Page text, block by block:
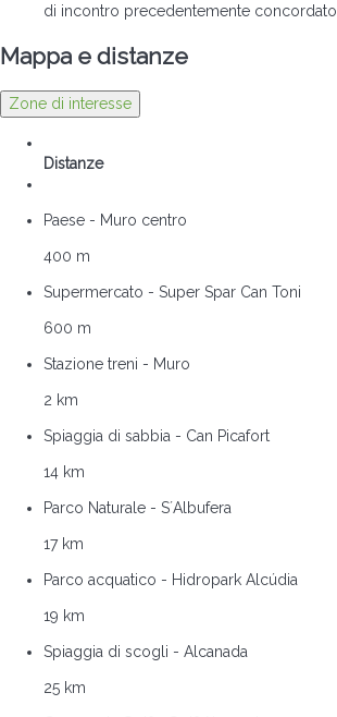
di incontro precedentemente concordato.
Mappa e distanze
Zone di interesse
Distanze
Paese - Muro centro
400 m
Supermercato - Super Spar Can Toni
600 m
Stazione treni - Muro
2 km
Spiaggia di sabbia - Can Picafort
14 km
Parco Naturale - S´Albufera
17 km
Parco acquatico - Hidropark Alcúdia
19 km
Spiaggia di scogli - Alcanada
25 km